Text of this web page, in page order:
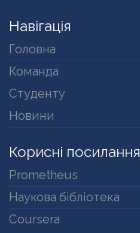
Навігація
Головна
Команда
Студенту
Новини
Корисні посилання
Prometheus
Наукова бібліотека
Coursera